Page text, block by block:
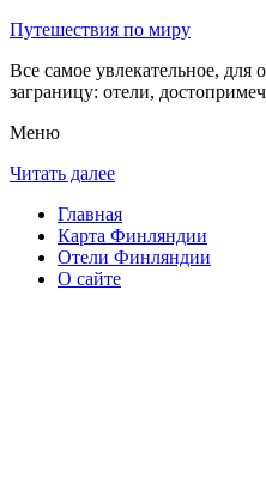
Путешествия по миру
Все самое увлекательное,
заграницу: отели,
Меню
Читать далее
Главная
Карта Финляндии
Отели Финляндии
О сайте